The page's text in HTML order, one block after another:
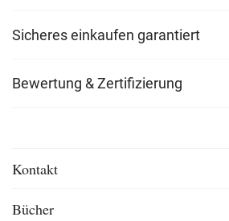
Sicheres einkaufen garantiert
Bewertung & Zertifizierung
Kontakt
Bücher